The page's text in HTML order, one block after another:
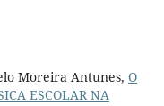
Moreira Antunes, O
ESCOLAR NA